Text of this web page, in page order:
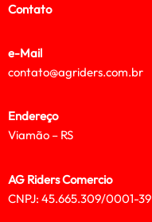
Contato
e-Mail
contato@agriders.com.br
Endereço
Viamão – RS
AG Riders Comercio
CNPJ: 45.665.309/0001-39